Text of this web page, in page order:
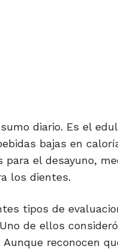
diario. Es el
bajas en
el desayuno,
los dientes.
tipos de
de ellos
reconocen